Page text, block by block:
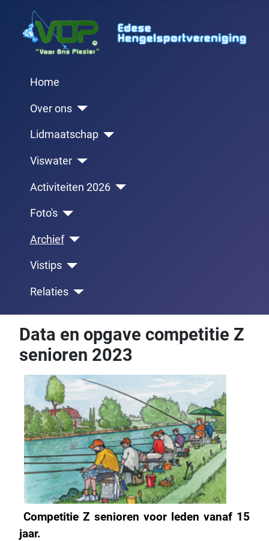
Home
Over ons
Lidmaatschap
Viswater
Activiteiten 2026
Foto's
Archief
Vistips
Relaties
Data en opgave competitie Z
senioren 2023
Competitie Z senioren voor leden vanaf 15
jaar.